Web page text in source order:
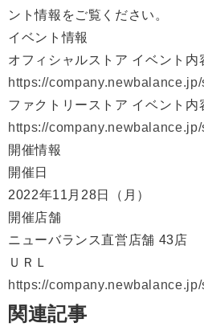
ント情報をご覧ください。
イベント情報
オフィシャルストア イベント内
https://
ファクトリーストア イベント内
https://
開催情報
開催日
2022年11月28日（月）
開催店舗
ニューバランス直営店舗 43店
ＵＲＬ
https://
関連記事